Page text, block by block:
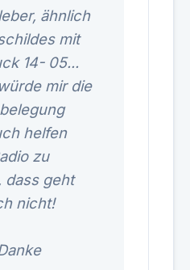
ähnlich
mit
14- 05...
mir die
helfen
zu
dass geht
nicht!